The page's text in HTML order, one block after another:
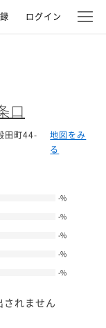
ログイン
口
田町44-
地図をみ
る
-%
-%
-%
-%
-%
れません